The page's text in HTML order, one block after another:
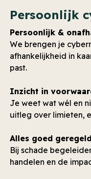
Persoonlijk
Persoonlijk &
We brengen je
afhankelijkheid in
past.
Inzicht in
Je weet wat wél en
uitleg over limieten,
Alles goed
Bij schade
handelen en de